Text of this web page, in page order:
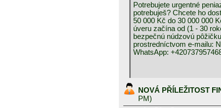
Potrebujete urgentné
potrebuješ? Chcete ho
50 000 Kč do 30 000 000
úveru začína od (1 - 30
bezpečnú núdzovú
prostredníctvom e-mailu:
WhatsApp:
NOVÁ PŘÍLEŽITOST
PM)